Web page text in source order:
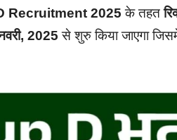
Recruitment 2025 के तहत
2025से शुरु किया जाएगा